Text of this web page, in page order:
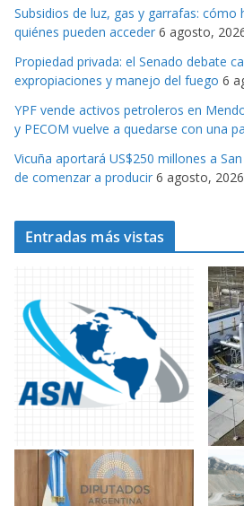
i
a
s
Subsidios de luz, gas y garrafas:
quiénes pueden acceder 6 agosto,
Propiedad privada: el Senado debate
expropiaciones y manejo del fuego 6
YPF vende activos petroleros en
y PECOM vuelve a quedarse con una
Vicuña aportará US$250 millones a
de comenzar a producir 6 agosto, 2026
Entradas más vistas